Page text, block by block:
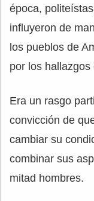
época,
influyeron de
los pueblos de
por los
Era un rasgo
convicción de
cambiar su
combinar sus
mitad hombres.